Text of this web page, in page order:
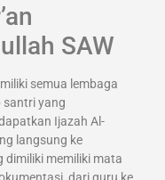
SAW
semua lembaga
santri yang
Ijazah Al-
langsung ke
dimiliki memiliki mata
dari guru ke